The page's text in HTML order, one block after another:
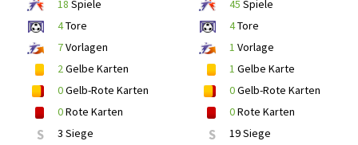
18 Spiele
4Tore
7Vorlagen
2Gelbe Karten
0Gelb-Rote Karten
0Rote Karten
S 3 Siege
45 Spiele
4Tore
1 Vorlage
1 Gelbe Karte
0Gelb-Rote Karten
0Rote Karten
S 19 Siege